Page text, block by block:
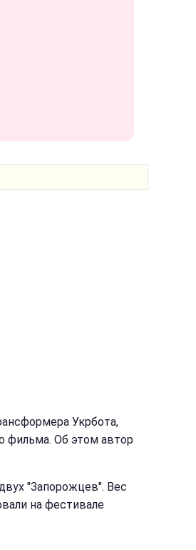
Укрбота,
фильма. Об этом автор
"Запорожцев". Вес
на фестивале